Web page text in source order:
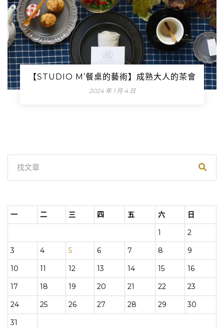
【STUDIO M’餐桌的藝術】成熟大人的茶會
2024 年 1 月 4 日
一 二 三 四 五 六
日
1
2
3
4 5 6 7 8
9
10
11 12 13 14 15
16
17
18 19 20 21 22
23
24
25 26 27 28 29
30
31